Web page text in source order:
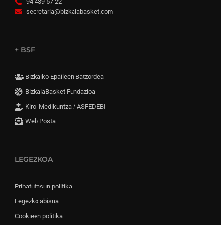
94 439 57 22
secretaria@bizkaiabasket.com
+ BSF
Bizkaiko Epaileen Batzordea
BizkaiaBasket Fundazioa
Kirol Medikuntza / ASFEDEBI
Web Posta
LEGEZKOA
Pribatutasun politika
Legezko abisua
Cookieen politika